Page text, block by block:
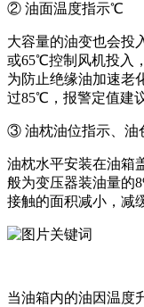
② 油面温度指示℃
大容量的油变也会投
或65℃控制风机投入
为防止绝缘油加速老
过85℃，报警定值建
③ 油枕油位指示、油
油枕水平安装在油箱
般为变压器装油量的
接触的面积减小，减
当油箱内的油因温度